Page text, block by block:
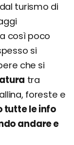
turismo di
così poco
si
che si
tra
foreste e
tutte le info
andare e